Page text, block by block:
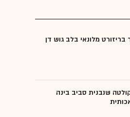
בריזורט מלונאי בלב גוש דן
שנבנית סביב בינה